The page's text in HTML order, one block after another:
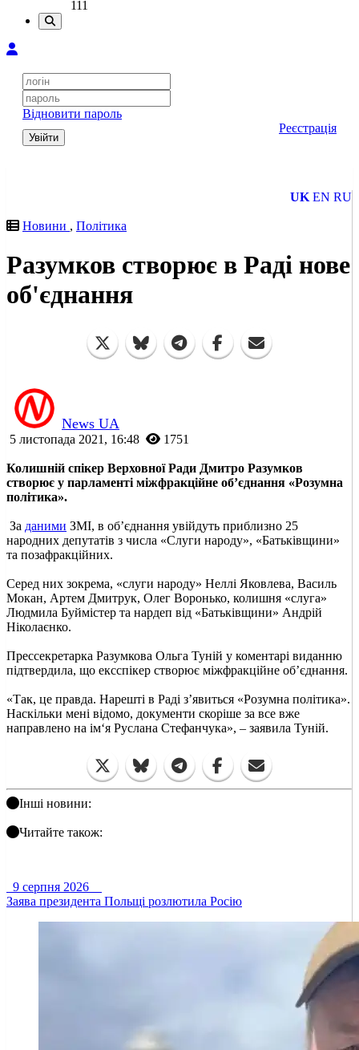
111
Відновити пароль
Увійти
Реєстрація
UK EN RU
Новини , Політика
Разумков створює в Раді нове
об'єднання
News UA
5 листопада 2021, 16:48 1751
Колишній спікер Верховної Ради Дмитро Разумков
створює у парламенті міжфракційне об’єднання «Розумна
політика».
За даними ЗМІ, в об’єднання увійдуть приблизно 25
народних депутатів з числа «Слуги народу», «Батьківщини»
та позафракційних.
Серед них зокрема, «слуги народу» Неллі Яковлева, Василь
Мокан, Артем Дмитрук, Олег Воронько, колишня «слуга»
Людмила Буймістер та нардеп від «Батьківщини» Андрій
Ніколаєнко.
Прессекретарка Разумкова Ольга Туній у коментарі виданню
підтвердила, що ексспікер створює міжфракційне об’єднання.
«Так, це правда. Нарешті в Раді з’явиться «Розумна політика».
Наскільки мені відомо, документи скоріше за все вже
направлено на ім‘я Руслана Стефанчука», – заявила Туній.
Інші новини:
Читайте також:
9 серпня 2026
Заява президента Польщі розлютила Росію